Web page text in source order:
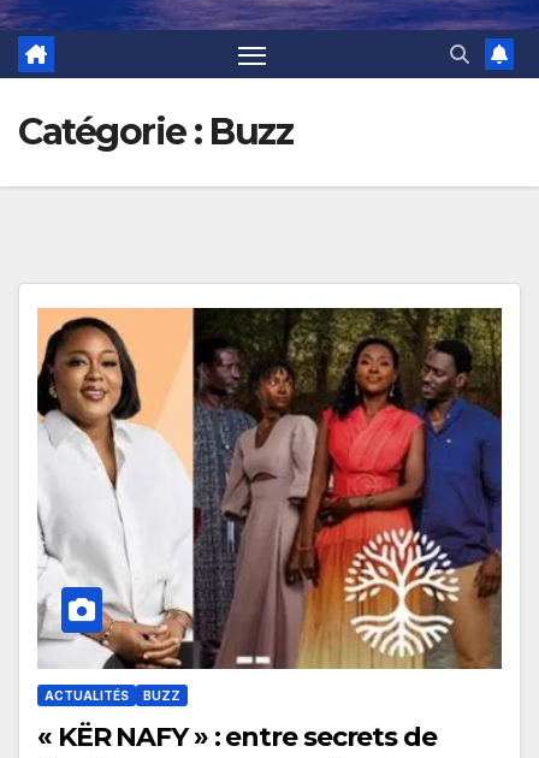
Catégorie : Buzz
ACTUALITÉS BUZZ
« KËR NAFY » : entre secrets de